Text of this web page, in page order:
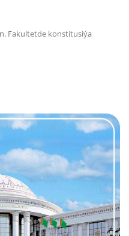
Fakultetde konstitusiýa